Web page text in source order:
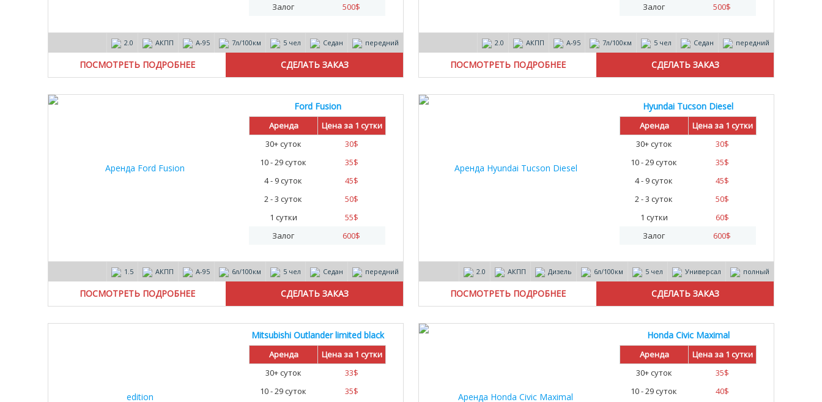
Залог
500$
2.0 АКПП А-95 7л/100км 5 чел Седан передний
ПОСМОТРЕТЬ ПОДРОБНЕЕ
Залог
500$
2.0 АКПП А-95 7л/100км 5 чел Седан передний
ПОСМОТРЕТЬ ПОДРОБНЕЕ
Ford Fusion
Аренда
Цена за 1 сутки
30+ суток
30$
10 - 29 суток
35$
4 - 9 суток
45$
2 - 3 суток
50$
1 сутки
55$
Залог
600$
1.5 АКПП А-95 6л/100км 5 чел Седан передний
ПОСМОТРЕТЬ ПОДРОБНЕЕ
Hyundai Tucson Diesel
Аренда
Цена за 1 сутки
30+ суток
30$
10 - 29 суток
35$
4 - 9 суток
45$
2 - 3 суток
50$
1 сутки
60$
Залог
600$
2.0 АКПП Дизель 6л/100км 5 чел Универсал полный
ПОСМОТРЕТЬ ПОДРОБНЕЕ
Mitsubishi Outlander limited black
edition
Аренда
Цена за 1 сутки
30+ суток
33$
10 - 29 суток
35$
Honda Civic Maximal
Аренда
Цена за 1 сутки
30+ суток
35$
10 - 29 суток
40$